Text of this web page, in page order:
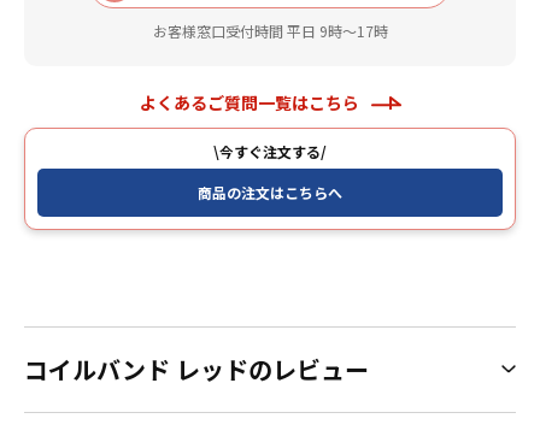
お客様窓口受付時間 平日 9時〜17時
よくあるご質問一覧はこちら
\今すぐ注文する/
商品の注文はこちらへ
コイルバンド レッドのレビュー